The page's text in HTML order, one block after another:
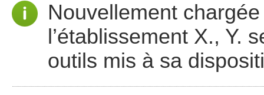
Nouvellement
l’établissement X., Y.
outils mis à sa